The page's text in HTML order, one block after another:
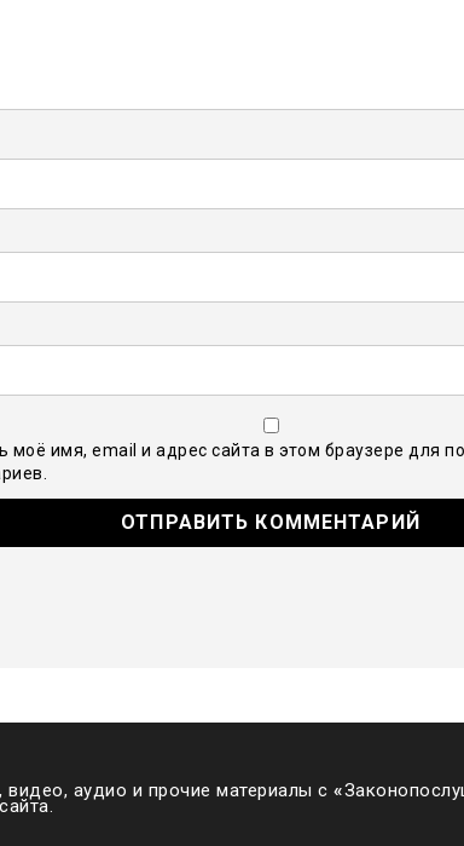
моё имя, email и адрес сайта в этом браузере для
аудио и прочие материалы с «